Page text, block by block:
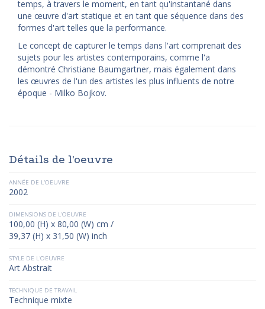
temps, à travers le moment, en tant qu'instantané dans
une œuvre d'art statique et en tant que séquence dans des
formes d'art telles que la performance.
Le concept de capturer le temps dans l'art comprenait des
sujets pour les artistes contemporains, comme l'a
démontré Christiane Baumgartner, mais également dans
les œuvres de l'un des artistes les plus influents de notre
époque - Milko Bojkov.
Détails de l'oeuvre
ANNÉE DE L'OEUVRE
2002
DIMENSIONS DE L'OEUVRE
100,00 (H) x 80,00 (W) cm /
39,37 (H) x 31,50 (W) inch
STYLE DE L'OEUVRE
Art Abstrait
TECHNIQUE DE TRAVAIL
Technique mixte